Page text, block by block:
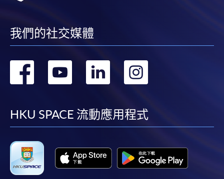
我們的社交媒體
轉
facebook
轉
youtube
轉
linkedin
HKU SPACE 流動應用程式